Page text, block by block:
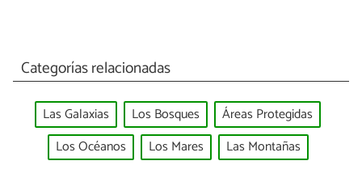
Categorías relacionadas
Las Galaxias Los Bosques
Áreas Protegidas
Los Océanos
Los Mares Las Montañas